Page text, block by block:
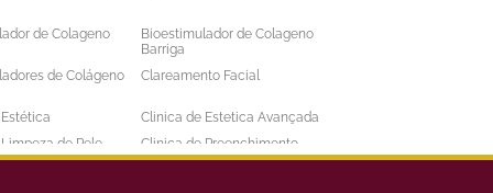
de Colageno
Bioestimulador de Colageno
Barriga
de Colágeno
Clareamento Facial
Clinica de Estetica Avançada
de Pele
Clinica de Preenchimento
Labial